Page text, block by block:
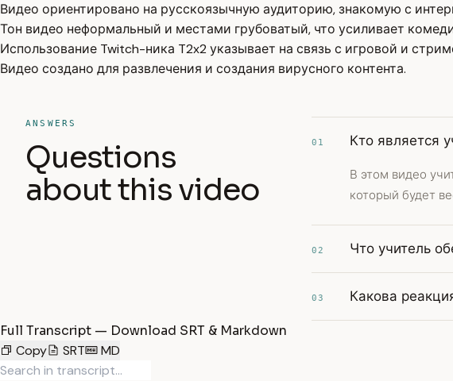
Видео ориентировано на русскоязычную аудиторию, знакомую с
Тон видео неформальный и местами грубоватый, что усиливает
Использование Twitch-ника T2x2 указывает на связь с игровой и
Видео создано для развлечения и создания вирусного контента.
ANSWERS
Questions
about this video
01 Кто является
В этом видео
который будет
02 Что учитель
03 Какова
Full Transcript — Download SRT & Markdown
Copy
SRT MD